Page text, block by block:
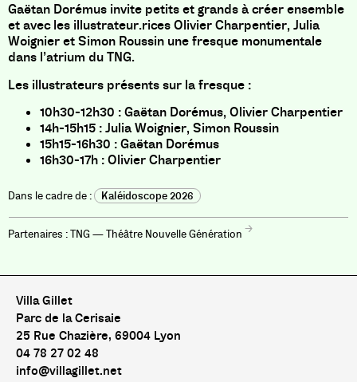
Gaëtan Dorémus invite petits et grands à créer ensemble
et avec les illustrateur.rices Olivier Charpentier, Julia
Woignier et Simon Roussin une fresque monumentale
dans l’atrium du TNG.
Les illustrateurs présents sur la fresque :
10h30-12h30 : Gaëtan Dorémus, Olivier Charpentier
14h-15h15 : Julia Woignier, Simon Roussin
15h15-16h30 : Gaëtan Dorémus
16h30-17h : Olivier Charpentier
Kaléidoscope 2026
TNG — Théâtre Nouvelle Génération
Villa Gillet
Parc de la Cerisaie
25 Rue Chazière, 69004 Lyon
04 78 27 02 48
info@villagillet.net